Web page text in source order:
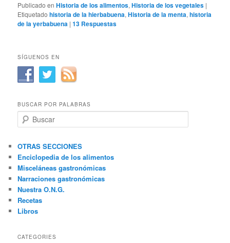
Publicado en Historia de los alimentos,Historia de los vegetales |
Etiquetado historia de la hierbabuena,Historia de la menta,historia
de la yerbabuena |13 Respuestas
SÍGUENOS EN
BUSCAR POR PALABRAS
u
c
a
r
OTRAS SECCIONES
Enciclopedia de los alimentos
Misceláneas gastronómicas
Narraciones gastronómicas
Nuestra O.N.G.
Recetas
Libros
CATEGORIES